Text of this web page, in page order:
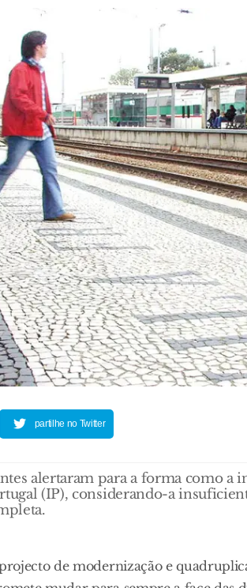
partilhe no Twitter
alertaram para a forma como a
(IP), considerando-a
de modernização e